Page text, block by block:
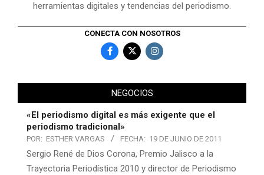
herramientas digitales y tendencias del periodismo.
CONECTA CON NOSOTROS
NEGOCIOS
«El periodismo digital es más exigente que el
periodismo tradicional»
POR: ESTHER VARGAS FECHA: 19 DE JUNIO DE 2011
Sergio René de Dios Corona, Premio Jalisco a la
Trayectoria Periodística 2010 y director de Periodismo